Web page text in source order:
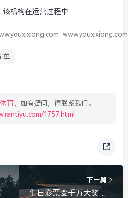
该机构在运营过程中
www.youxixiong.com
单
育，如有疑问，请联系我们。
1757.html
直言世界杯是场灾难
下一篇
生日彩票变千万大奖，她用全家人的生日号码，换来了人生转折，全家生日号码博中千万大奖，她用运气迎来人生转折